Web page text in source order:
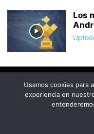
Los
© Uptodown
Usamos cookies para
experiencia en